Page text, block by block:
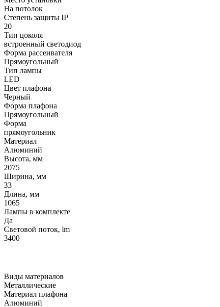
На потолок
Степень защиты IP
20
Тип цоколя
встроенный светодиод
Форма рассеивателя
Прямоугольный
Тип лампы
LED
Цвет плафона
Черный
Форма плафона
Прямоугольный
Форма
прямоугольник
Материал
Алюминий
Высота, мм
2075
Ширина, мм
33
Длина, мм
1065
Лампы в комплекте
Да
Световой поток, lm
3400
Виды материалов
Металлические
Материал плафона
Алюминий